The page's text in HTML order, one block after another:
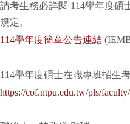
請考生務必詳閱 114學年度碩
規定。
114學年度簡章公告連結
114學年度碩士在職專班招生
https://cof.ntpu.edu.tw/pls/